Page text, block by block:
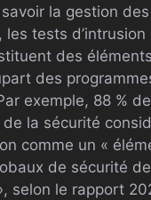
la gestion des
les tests d’intrusion
des
des
exemple, 88 %
la sécurité
comme un «
de sécurité
selon le rapport